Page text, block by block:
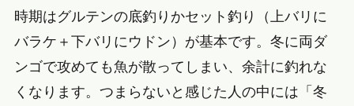
時期はグルテンの底釣りかセット釣り（上バリに
バラケ＋下バリにウドン）が基本です。冬に両ダ
ンゴで攻めても魚が散ってしまい、余計に釣れな
くなります。つまらないと感じた人の中には「冬